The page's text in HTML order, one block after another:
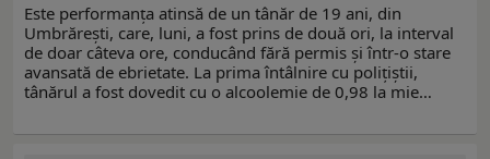
Este performanța atinsă de un tânăr de 19 ani, din
Umbrărești, care, luni, a fost prins de două ori, la interval
de doar câteva ore, conducând fără permis și într-o stare
avansată de ebrietate. La prima întâlnire cu polițiștii,
tânărul a fost dovedit cu o alcoolemie de 0,98 la mie…